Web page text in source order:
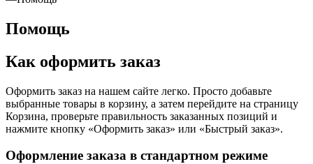
Помощь
Как оформить заказ
Оформить заказ на нашем сайте легко. Просто добавьте
выбранные товары в корзину, а затем перейдите на страницу
Корзина, проверьте правильность заказанных позиций и
нажмите кнопку «Оформить заказ» или «Быстрый заказ».
Оформление заказа в стандартном режиме